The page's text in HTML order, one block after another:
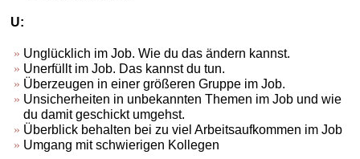
U:
Unglücklich im Job. Wie du das ändern kannst.
Unerfüllt im Job. Das kannst du tun.
Überzeugen in einer größeren Gruppe im Job.
Unsicherheiten in unbekannten Themen im Job und wie
du damit geschickt umgehst.
Überblick behalten bei zu viel Arbeitsaufkommen im Job
Umgang mit schwierigen Kollegen